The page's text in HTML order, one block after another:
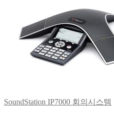
SoundStation IP7000 회의시스템